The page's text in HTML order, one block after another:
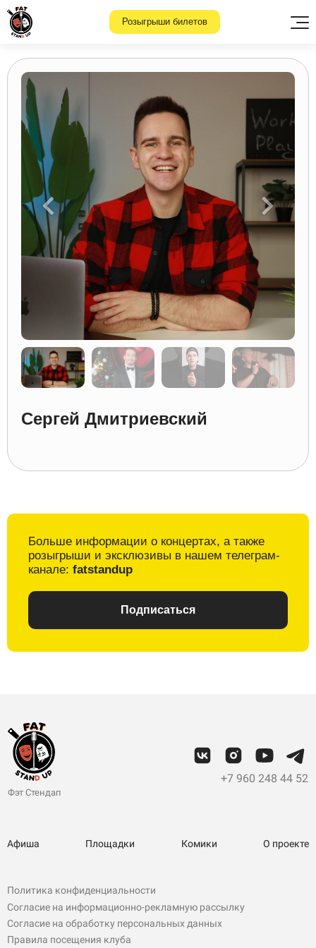
Розыгрыши билетов
Сергей Дмитриевский
Больше информации о концертах, а также
розыгрыши и эксклюзивы в нашем телеграм-
канале: fatstandup
Подписаться
Фэт Стендап
+7 960 248 44 52
Афиша Площадки Комики О проекте
Политика конфиденциальности
Согласие на информационно-рекламную рассылку
Согласие на обработку персональных данных
Правила посещения клуба